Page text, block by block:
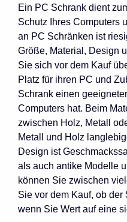
Ein PC Schrank dient
Schutz Ihres Computers
an PC Schränken ist
Größe, Material, Design
Sie sich vor dem Kauf
Platz für ihren PC und
Schrank einen
Computers hat. Beim
zwischen Holz, Metall
Metall und Holz
Design ist
als auch antike Modelle
können Sie zwischen
Sie vor dem Kauf, ob
wenn Sie Wert auf eine